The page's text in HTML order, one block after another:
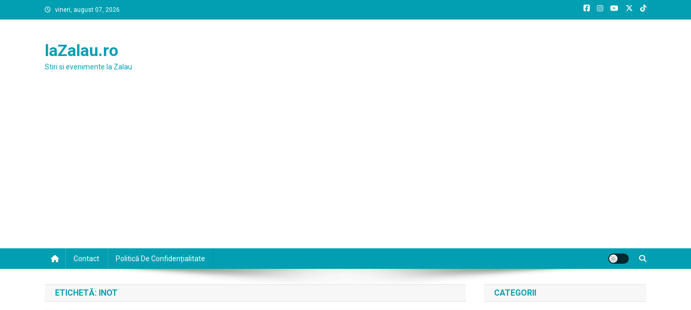
to
vineri, august 07, 2026
laZalau.ro
Stiri si evenimente la Zalau
Contact Politică De Confidențialitate
ETICHETĂ: INOT CATEGORII